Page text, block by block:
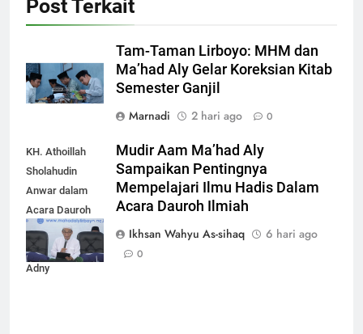
Post Terkait
Tam-Taman Lirboyo: MHM dan
Ma’had Aly Gelar Koreksian Kitab
Semester Ganjil
Marnadi
2 hari ago 0
KH. Athoillah
Sholahudin
Anwar dalam
Acara Dauroh
Ilmiah bersama
Syekh Yasir Al-
Adny
Mudir Aam Ma’had Aly
Sampaikan Pentingnya
Mempelajari Ilmu Hadis Dalam
Acara Dauroh Ilmiah
Ikhsan Wahyu As-sihaq
6 hari ago
0